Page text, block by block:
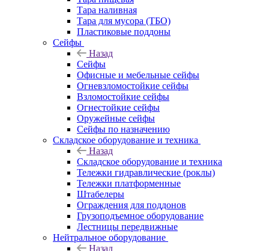
Тара наливная
Тара для мусора (ТБО)
Пластиковые поддоны
Сейфы
Назад
Сейфы
Офисные и мебельные сейфы
Огневзломостойкие сейфы
Взломостойкие сейфы
Огнестойкие сейфы
Оружейные сейфы
Сейфы по назначению
Складское оборудование и техника
Назад
Складское оборудование и техника
Тележки гидравлические (роклы)
Тележки платформенные
Штабелеры
Ограждения для поддонов
Грузоподъемное оборудование
Лестницы передвижные
Нейтральное оборудование
Назад